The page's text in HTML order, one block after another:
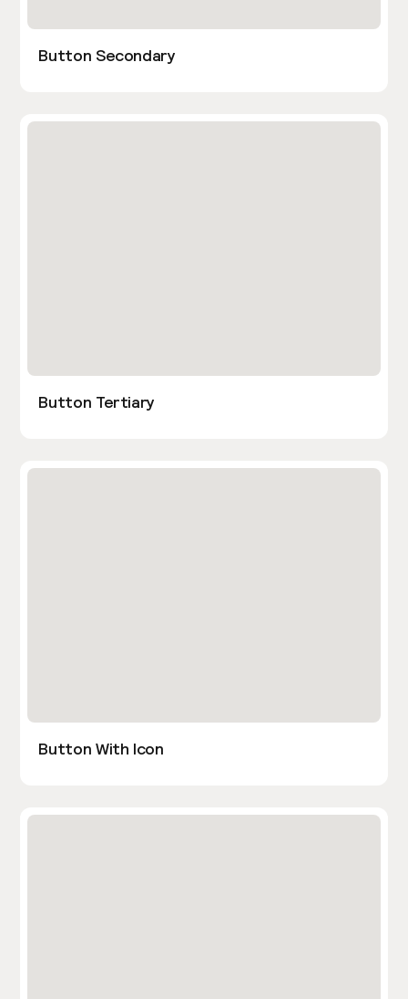
Button Secondary
Button Tertiary
Button With Icon